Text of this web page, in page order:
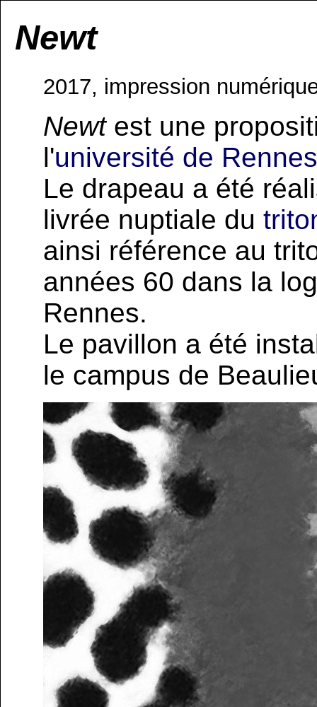
Newt
2017, impression
Newtest une
l'université de
Le drapeau a été
livrée nuptiale du
ainsi référence au
années 60 dans la
Rennes.
Le pavillon a été
le campus de